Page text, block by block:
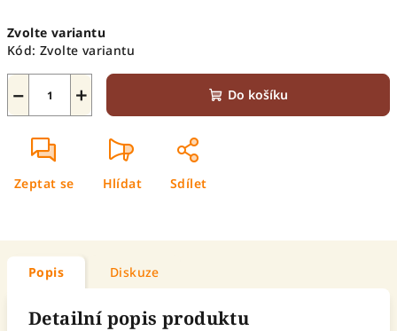
cena:
Zvolte variantu
Kód: Zvolte variantu
+
− Do košíku
Zeptat se Hlídat Sdílet
Popis Diskuze
Detailní popis produktu